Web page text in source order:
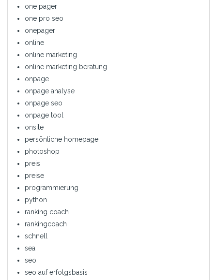
one pager
one pro seo
onepager
online
online marketing
online marketing beratung
onpage
onpage analyse
onpage seo
onpage tool
onsite
persönliche homepage
photoshop
preis
preise
programmierung
python
ranking coach
rankingcoach
schnell
sea
seo
seo auf erfolgsbasis